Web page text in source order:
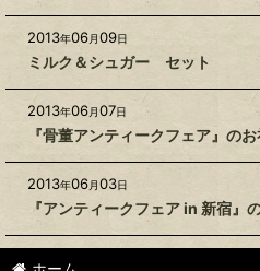
2013年06月09日
ミルク＆シュガー セット
2013年06月07日
『骨董アンティークフェア』の
2013年06月03日
『アンティークフェア in 新宿』